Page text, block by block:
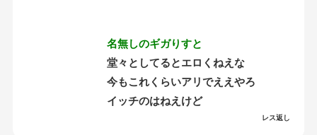
名無しのギガりすと
堂々としてるとエロくねえな
今もこれくらいアリでええやろ
イッチのはねえけど
レス返し